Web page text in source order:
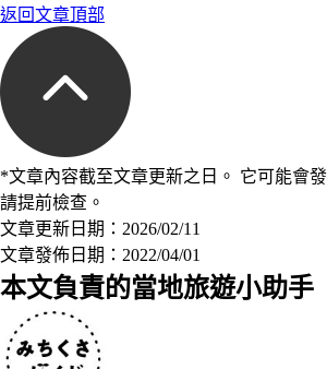
返回文章頂部
*文章內容截至文章更新之日。 它可能會
請提前檢查。
文章更新日期：2026/02/11
文章發佈日期：2022/04/01
本文負責的當地旅遊小助手